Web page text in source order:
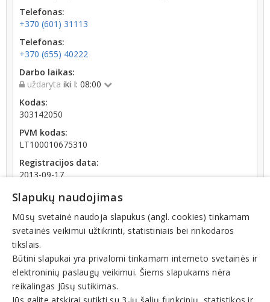
Telefonas:
+370 (601) 31113
Telefonas:
+370 (655) 40222
Darbo laikas:
uždaryta iki I: 08:00
Kodas:
303142050
PVM kodas:
LT100010675310
Registracijos data:
2013-09-17
Darbuotojų skaičius:
iki 10 darbuotojų
Apyvarta:
109 197 €, pelnas po mokesčių 55,0 % (2025 m.)
Slapukų naudojimas
Mūsų svetainė naudoja slapukus (angl. cookies) tinkamam
svetainės veikimui užtikrinti, statistiniais bei rinkodaros
tikslais.
Būtini slapukai yra privalomi tinkamam interneto svetainės ir
elektroninių paslaugų veikimui. Šiems slapukams nėra
reikalingas Jūsų sutikimas.